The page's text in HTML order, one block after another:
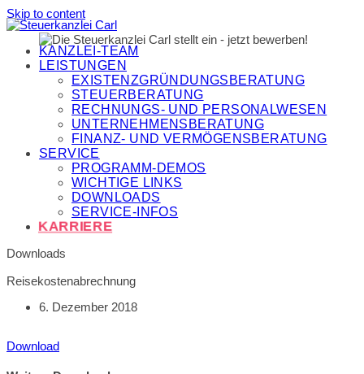
Skip to content
KANZLEI-TEAM
LEISTUNGEN
EXISTENZGRÜNDUNGSBERATUNG
STEUERBERATUNG
RECHNUNGS- UND PERSONALWESEN
UNTERNEHMENSBERATUNG
FINANZ- UND VERMÖGENSBERATUNG
SERVICE
PROGRAMM-DEMOS
WICHTIGE LINKS
DOWNLOADS
SERVICE-INFOS
KARRIERE
Downloads
Reisekostenabrechnung
6. Dezember 2018
Download